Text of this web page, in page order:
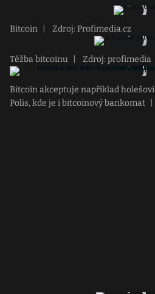
Bitcoin Zdroj: Profimedia.cz
Těžba bitcoinu Zdroj: profimedia
Bitcoin akceptuje například
Polis, kde je i bitcoinový bankomat